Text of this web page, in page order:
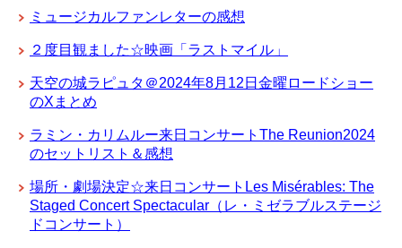
ミュージカルファンレターの感想
２度目観ました☆映画「ラストマイル」
天空の城ラピュタ＠2024年8月12日金曜ロードショー
のXまとめ
ラミン・カリムルー来日コンサートThe Reunion2024
のセットリスト＆感想
場所・劇場決定☆来日コンサートLes Misérables: The
Staged Concert Spectacular（レ・ミゼラブルステージ
ドコンサート）